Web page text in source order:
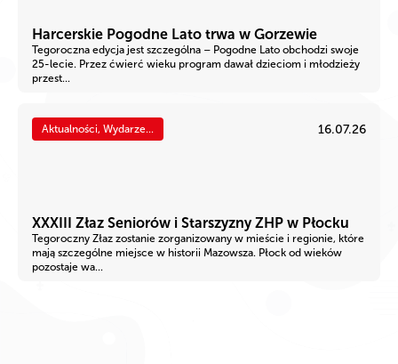
Harcerskie Pogodne Lato trwa w Gorzewie
Tegoroczna edycja jest szczególna – Pogodne Lato obchodzi swoje
25-lecie. Przez ćwierć wieku program dawał dzieciom i młodzieży
przest...
Aktualności, Wydarze... 16.07.26
XXXIII Złaz Seniorów i Starszyzny ZHP w Płocku
Tegoroczny Złaz zostanie zorganizowany w mieście i regionie, które
mają szczególne miejsce w historii Mazowsza. Płock od wieków
pozostaje wa...